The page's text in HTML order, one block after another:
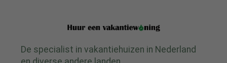
De specialist in vakantiehuizen in Nederland